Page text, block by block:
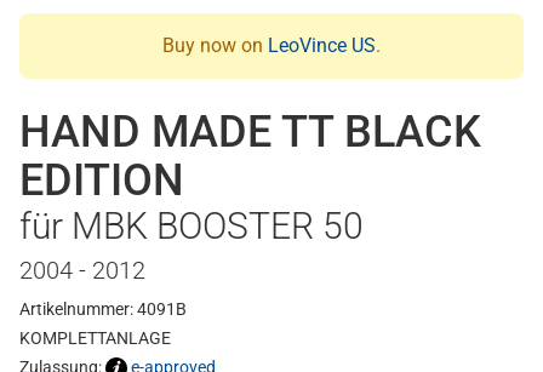
Buy now on LeoVince US.
HAND MADE TT BLACK
EDITION
für MBK BOOSTER 50
2004 - 2012
Artikelnummer: 4091B
KOMPLETTANLAGE
Zulassung:
e-approved